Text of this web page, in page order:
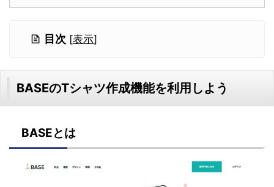
目次 [表示]
BASEのTシャツ作成機能を利用しよう
BASEとは